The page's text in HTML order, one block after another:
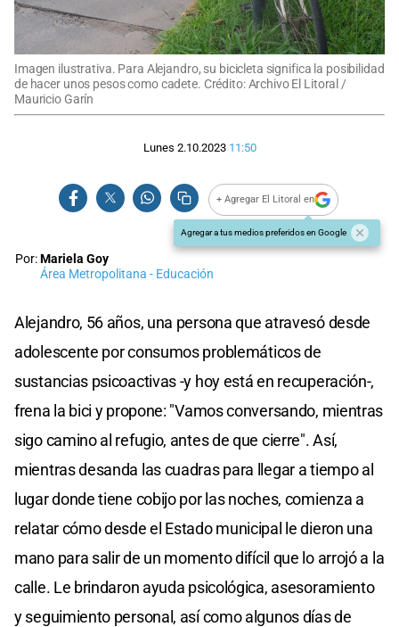
Imagen ilustrativa. Para Alejandro, su bicicleta significa la posibilidad
de hacer unos pesos como cadete. Crédito: Archivo El Litoral /
Mauricio Garín
Lunes 2.10.2023 11:50
+ Agregar El Litoral en
Agregar a tus medios preferidos en Google
Por:Mariela Goy
Área Metropolitana - Educación
Alejandro, 56 años, una persona que atravesó desde
adolescente por consumos problemáticos de
sustancias psicoactivas -y hoy está en recuperación-,
frena la bici y propone: "Vamos conversando, mientras
sigo camino al refugio, antes de que cierre". Así,
mientras desanda las cuadras para llegar a tiempo al
lugar donde tiene cobijo por las noches, comienza a
relatar cómo desde el Estado municipal le dieron una
mano para salir de un momento difícil que lo arrojó a la
calle. Le brindaron ayuda psicológica, asesoramiento
y seguimiento personal, así como algunos días de